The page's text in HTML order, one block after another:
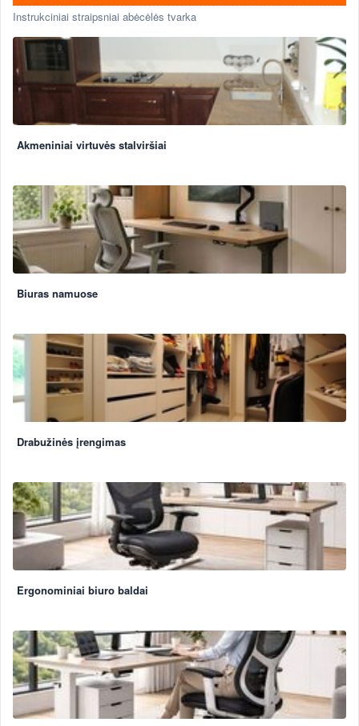
Instrukciniai straipsniai abėcėlės tvarka
Akmeniniai virtuvės stalviršiai
Biuras namuose
Drabužinės įrengimas
Ergonominiai biuro baldai